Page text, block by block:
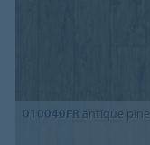
010040FR antique pine